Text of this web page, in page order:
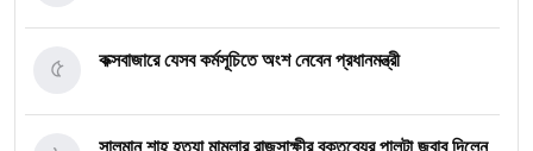
কক্সবাজারে যেসব কর্মসূচিতে অংশ নেবেন প্রধানমন্ত্রী
৫
সালমান শাহ হত্যা মামলার রাজসাক্ষীর বক্তব্যের পালটা জবাব দিলেন